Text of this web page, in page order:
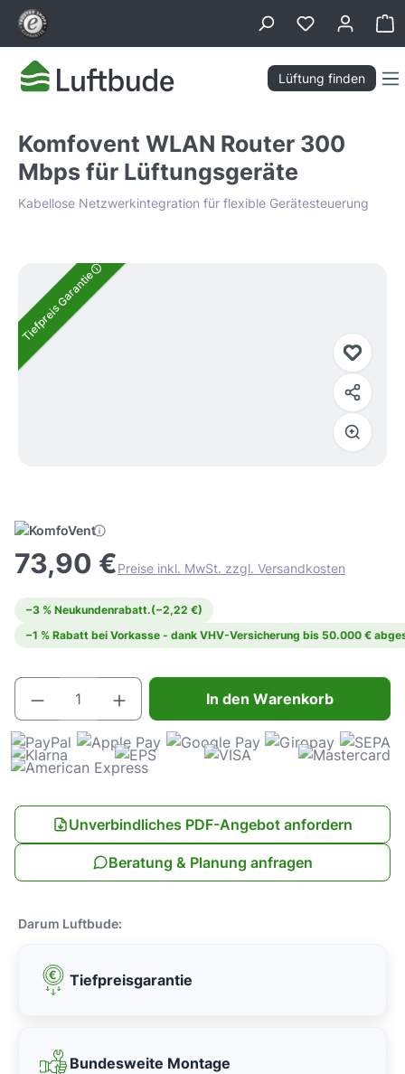
springen
Lüftung finden
Komfovent WLAN Router 300
Mbps für Lüftungsgeräte
Kabellose Netzwerkintegration für flexible Gerätesteuerung
Bildergalerie überspringen
Tiefpreis Garantie
73,90 €Preise inkl. MwSt. zzgl. Versandkosten
−3 % Neukundenrabatt.(−2,22 €)
−1 % Rabatt bei Vorkasse - dank VHV-Versicherung bis 50.000 €
Produkt Anzahl: Gib den gewünschten
In den Warenkorb
Unverbindliches PDF-Angebot anfordern
Beratung & Planung anfragen
Darum Luftbude:
Tiefpreisgarantie
Bundesweite Montage